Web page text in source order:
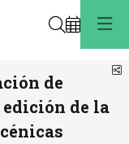
Buscar
de
de la